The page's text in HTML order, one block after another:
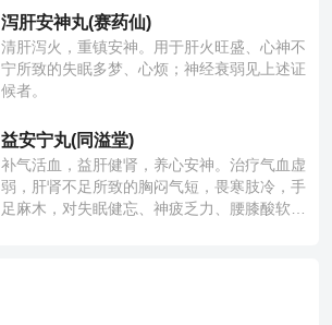
泻肝安神丸(赛药仙)
清肝泻火，重镇安神。用于肝火旺盛、心神不
宁所致的失眠多梦、心烦；神经衰弱见上述证
候者。
益安宁丸(同溢堂)
补气活血，益肝健肾，养心安神。治疗气血虚
弱，肝肾不足所致的胸闷气短，畏寒肢冷，手
足麻木，对失眠健忘、神疲乏力、腰膝酸软也